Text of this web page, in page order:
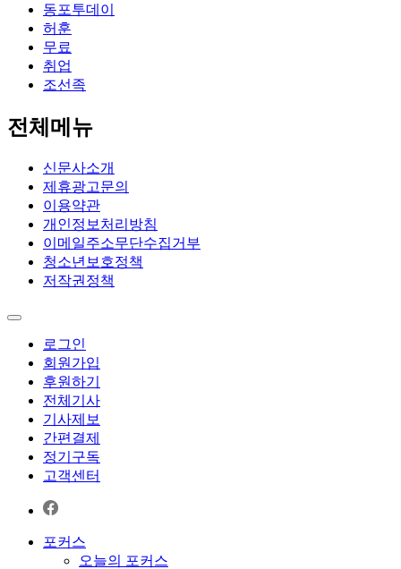
동포투데이
허훈
무료
취업
조선족
전체메뉴
신문사소개
제휴광고문의
이용약관
개인정보처리방침
이메일주소무단수집거부
청소년보호정책
저작권정책
로그인
회원가입
후원하기
전체기사
기사제보
간편결제
정기구독
고객센터
포커스
오늘의 포커스